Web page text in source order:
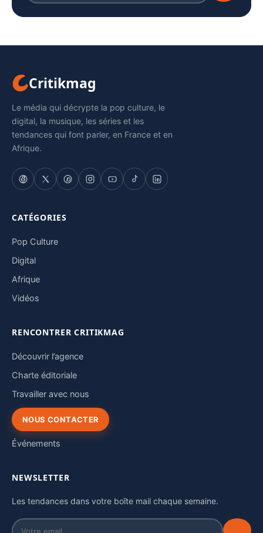
Critikmag
Le média qui décrypte la pop culture, le
digital, la musique, les séries et les
tendances qui font parler, en France et en
Afrique.
CATÉGORIES
Pop Culture
Digital
Afrique
Vidéos
RENCONTRER CRITIKMAG
Découvrir l’agence
Charte éditoriale
Travailler avec nous
NOUS CONTACTER
Événements
NEWSLETTER
Les tendances dans votre boîte mail chaque semaine.